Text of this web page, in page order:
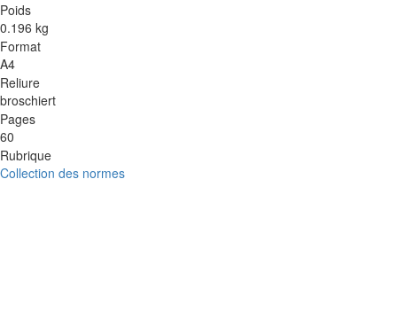
Poids
0.196 kg
Format
A4
Reliure
broschiert
Pages
60
Rubrique
Collection des normes